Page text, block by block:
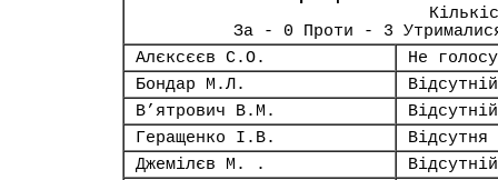
За - 0 Проти - 3
Алєксєєв С.О.
Не
Бондар М.Л.
Відсутній
В’ятрович В.М.
Відсутній
Геращенко І.В.
Відсутня
Джемілєв М. .
Відсутній